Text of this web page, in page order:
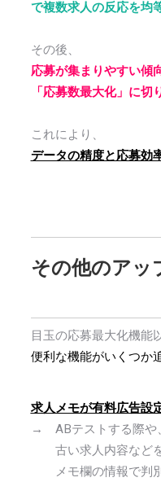
で複数求人の反応を均
その後、
応募が集まりやすい傾
「応募数最大化」に切
これにより、
データの精度と応募効
その他のアッ
目玉の応募最大化機能
便利な機能がいくつか
求人メモが有料広告設
→ ABテストする際や、
古い求人内容などを
メモ欄の情報で判別